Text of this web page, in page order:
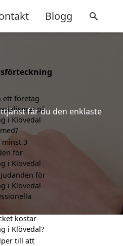
Blogg
får du den enklaste
ett företag
på
i Klövedal
minst 3
för
i Klövedal
för
i Klövedal
kostar
i Klövedal?
till att